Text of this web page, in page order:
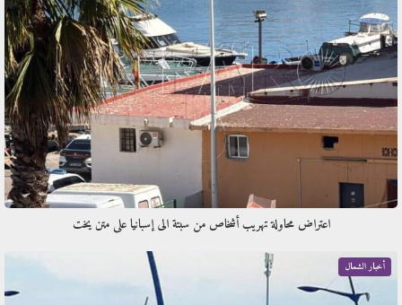
اعتراض محاولة تهريب أشخاص من سبتة الى إسبانيا على متن يخت
أخبار الشمال